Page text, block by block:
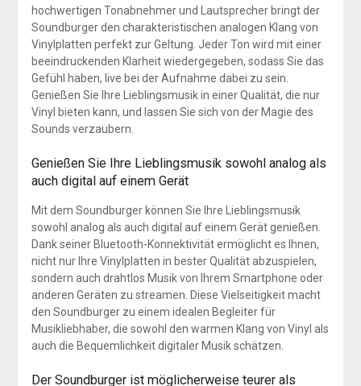
hochwertigen Tonabnehmer und Lautsprecher bringt der
Soundburger den charakteristischen analogen Klang von
Vinylplatten perfekt zur Geltung. Jeder Ton wird mit einer
beeindruckenden Klarheit wiedergegeben, sodass Sie das
Gefühl haben, live bei der Aufnahme dabei zu sein.
Genießen Sie Ihre Lieblingsmusik in einer Qualität, die nur
Vinyl bieten kann, und lassen Sie sich von der Magie des
Sounds verzaubern.
Genießen Sie Ihre Lieblingsmusik sowohl analog als
auch digital auf einem Gerät
Mit dem Soundburger können Sie Ihre Lieblingsmusik
sowohl analog als auch digital auf einem Gerät genießen.
Dank seiner Bluetooth-Konnektivität ermöglicht es Ihnen,
nicht nur Ihre Vinylplatten in bester Qualität abzuspielen,
sondern auch drahtlos Musik von Ihrem Smartphone oder
anderen Geräten zu streamen. Diese Vielseitigkeit macht
den Soundburger zu einem idealen Begleiter für
Musikliebhaber, die sowohl den warmen Klang von Vinyl als
auch die Bequemlichkeit digitaler Musik schätzen.
Der Soundburger ist möglicherweise teurer als